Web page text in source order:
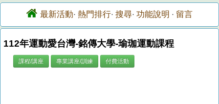
最新活動· 熱門排行· 搜尋· 功能說明 · 留言
112年運動愛台灣-銘傳大學-瑜珈運動課程
課程/講座 專業講座/訓練 付費活動